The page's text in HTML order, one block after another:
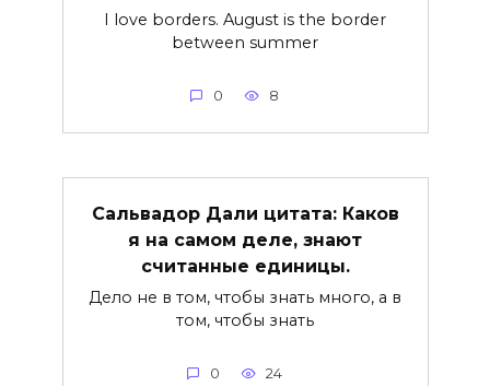
I love borders. August is the border
between summer
0 8
Сальвадор Дали цитата: Каков
я на самом деле, знают
считанные единицы.
Дело не в том, чтобы знать много, а в
том, чтобы знать
0 24